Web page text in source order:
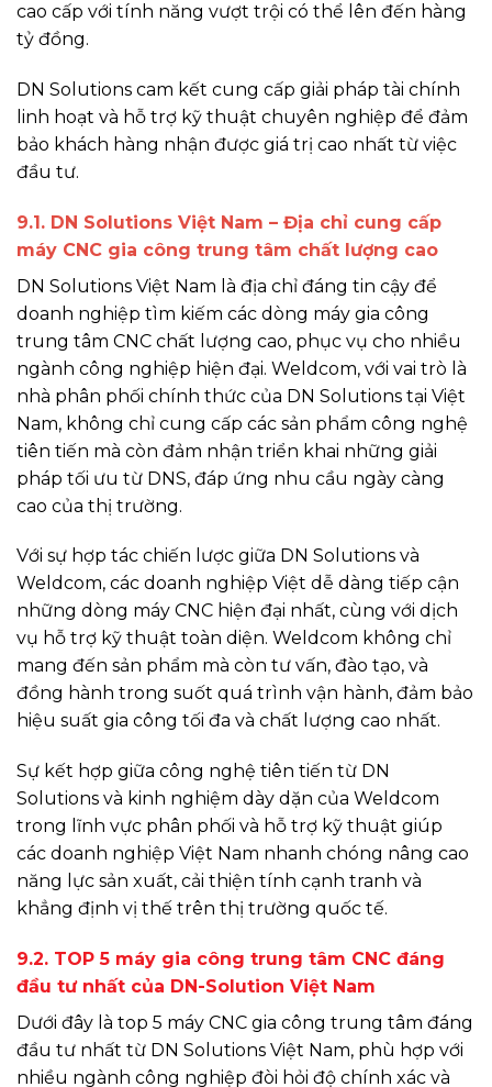
cao cấp với tính năng vượt trội có thể lên đến hàng
tỷ đồng.
DN Solutions cam kết cung cấp giải pháp tài chính
linh hoạt và hỗ trợ kỹ thuật chuyên nghiệp để đảm
bảo khách hàng nhận được giá trị cao nhất từ việc
đầu tư.
9.1. DN Solutions Việt Nam – Địa chỉ cung cấp
máy CNC gia công trung tâm chất lượng cao
DN Solutions Việt Nam là địa chỉ đáng tin cậy để
doanh nghiệp tìm kiếm các dòng máy gia công
trung tâm CNC chất lượng cao, phục vụ cho nhiều
ngành công nghiệp hiện đại. Weldcom, với vai trò là
nhà phân phối chính thức của DN Solutions tại Việt
Nam, không chỉ cung cấp các sản phẩm công nghệ
tiên tiến mà còn đảm nhận triển khai những giải
pháp tối ưu từ DNS, đáp ứng nhu cầu ngày càng
cao của thị trường.
Với sự hợp tác chiến lược giữa DN Solutions và
Weldcom, các doanh nghiệp Việt dễ dàng tiếp cận
những dòng máy CNC hiện đại nhất, cùng với dịch
vụ hỗ trợ kỹ thuật toàn diện. Weldcom không chỉ
mang đến sản phẩm mà còn tư vấn, đào tạo, và
đồng hành trong suốt quá trình vận hành, đảm bảo
hiệu suất gia công tối đa và chất lượng cao nhất.
Sự kết hợp giữa công nghệ tiên tiến từ DN
Solutions và kinh nghiệm dày dặn của Weldcom
trong lĩnh vực phân phối và hỗ trợ kỹ thuật giúp
các doanh nghiệp Việt Nam nhanh chóng nâng cao
năng lực sản xuất, cải thiện tính cạnh tranh và
khẳng định vị thế trên thị trường quốc tế.
9.2. TOP 5 máy gia công trung tâm CNC đáng
đầu tư nhất của DN-Solution Việt Nam
Dưới đây là top 5 máy CNC gia công trung tâm đáng
đầu tư nhất từ DN Solutions Việt Nam, phù hợp với
nhiều ngành công nghiệp đòi hỏi độ chính xác và